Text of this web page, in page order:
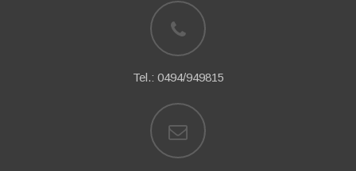
Tel.: 0494/949815